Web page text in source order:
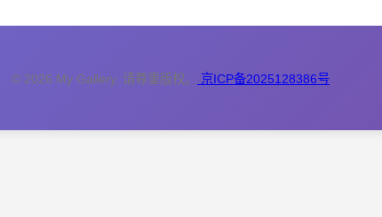
© 2026 My Gallery. 请尊重版权。 京ICP备2025128386号